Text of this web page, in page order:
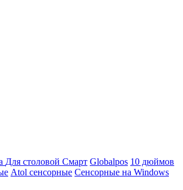
Для столовой Смарт Globalpos 10 дюймов
Atol сенсорные Сенсорные на Windows